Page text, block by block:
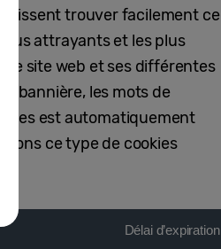
trouver facilement ce
attrayants et les plus
le site web et ses différentes
bannière, les mots de
est automatiquement
ce type de cookies
Délai d’expiration